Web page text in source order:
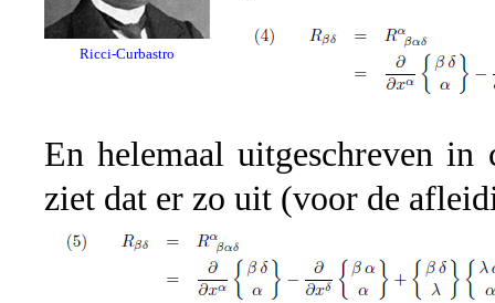
Ricci-Curbastro
En helemaal uitgeschreven in
ziet dat er zo uit (voor de